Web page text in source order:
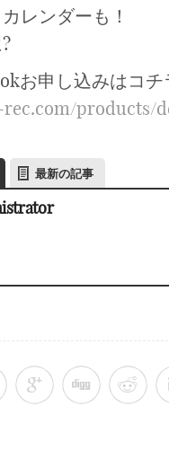
レンダーも！
お申し込みはコチ
products/
最新の記事